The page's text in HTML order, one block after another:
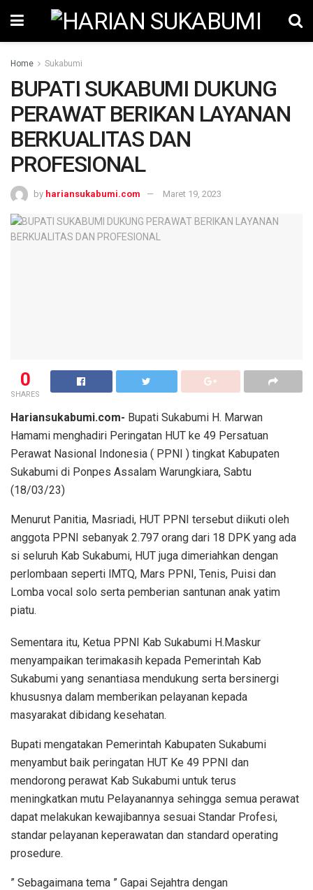
Home Sukabumi
BUPATI SUKABUMI DUKUNG
PERAWAT BERIKAN LAYANAN
BERKUALITAS DAN
PROFESIONAL
by hariansukabumi.com Maret 19, 2023
0
SHARES
Hariansukabumi.com- Bupati Sukabumi H. Marwan
Hamami menghadiri Peringatan HUT ke 49 Persatuan
Perawat Nasional Indonesia ( PPNI ) tingkat Kabupaten
Sukabumi di Ponpes Assalam Warungkiara, Sabtu
(18/03/23)
Menurut Panitia, Masriadi, HUT PPNI tersebut diikuti oleh
anggota PPNI sebanyak 2.797 orang dari 18 DPK yang ada
si seluruh Kab Sukabumi, HUT juga dimeriahkan dengan
perlombaan seperti lMTQ, Mars PPNI, Tenis, Puisi dan
Lomba vocal solo serta pemberian santunan anak yatim
piatu.
Sementara itu, Ketua PPNI Kab Sukabumi H.Maskur
menyampaikan terimakasih kepada Pemerintah Kab
Sukabumi yang senantiasa mendukung serta bersinergi
khususnya dalam memberikan pelayanan kepada
masyarakat dibidang kesehatan.
Bupati mengatakan Pemerintah Kabupaten Sukabumi
menyambut baik peringatan HUT Ke 49 PPNI dan
mendorong perawat Kab Sukabumi untuk terus
meningkatkan mutu Pelayanannya sehingga semua perawat
dapat melakukan kewajibannya sesuai Standar Profesi,
standar pelayanan keperawatan dan standard operating
prosedure.
” Sebagaimana tema ” Gapai Sejahtra dengan